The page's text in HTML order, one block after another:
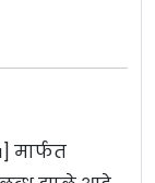
मार्फत